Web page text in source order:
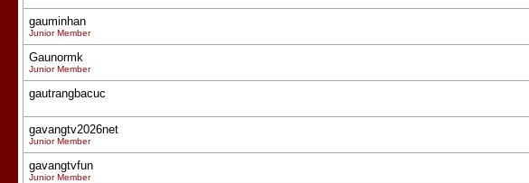
gauminhan
Junior Member
Gaunormk
Junior Member
gautrangbacuc
gavangtv2026net
Junior Member
gavangtvfun
Junior Member